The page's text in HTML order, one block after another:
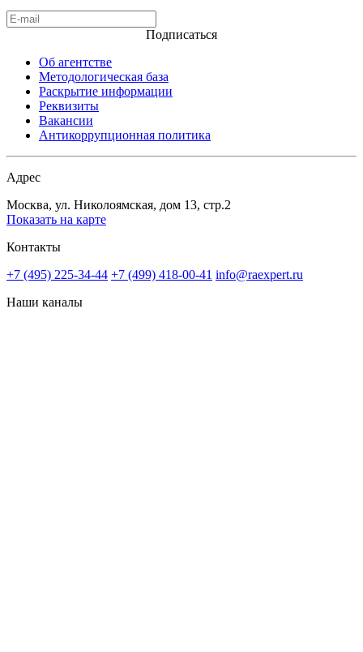
Подписаться
Об агентстве
Методологическая база
Раскрытие информации
Реквизиты
Вакансии
Антикоррупционная политика
Адрес
Москва, ул. Николоямская, дом 13, стр.2
Показать на карте
Контакты
+7 (495) 225-34-44 +7 (499) 418-00-41 info@raexpert.ru
Наши каналы